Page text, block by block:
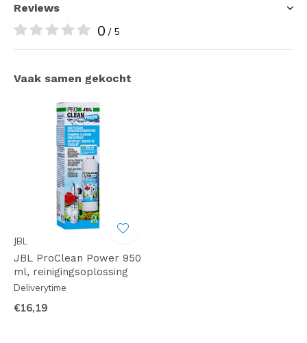
Reviews
0 / 5
Vaak samen gekocht
JBL
JBL ProClean Power 950
ml, reinigingsoplossing
Deliverytime
€16,19